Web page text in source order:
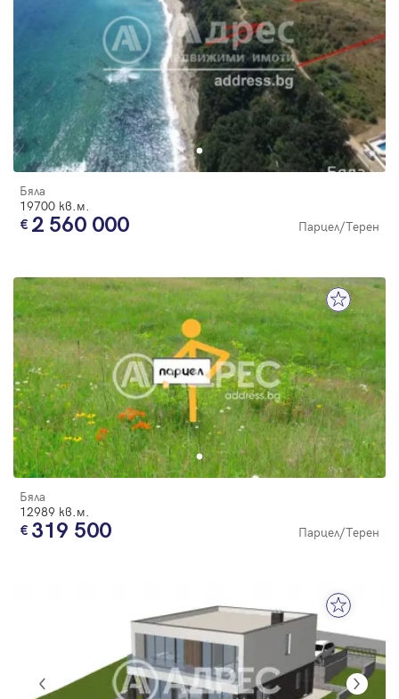
Бяла
19700 кв.м.
2 560 000 Парцел/Терен
Бяла
12989 кв.м.
319 500 Парцел/Терен